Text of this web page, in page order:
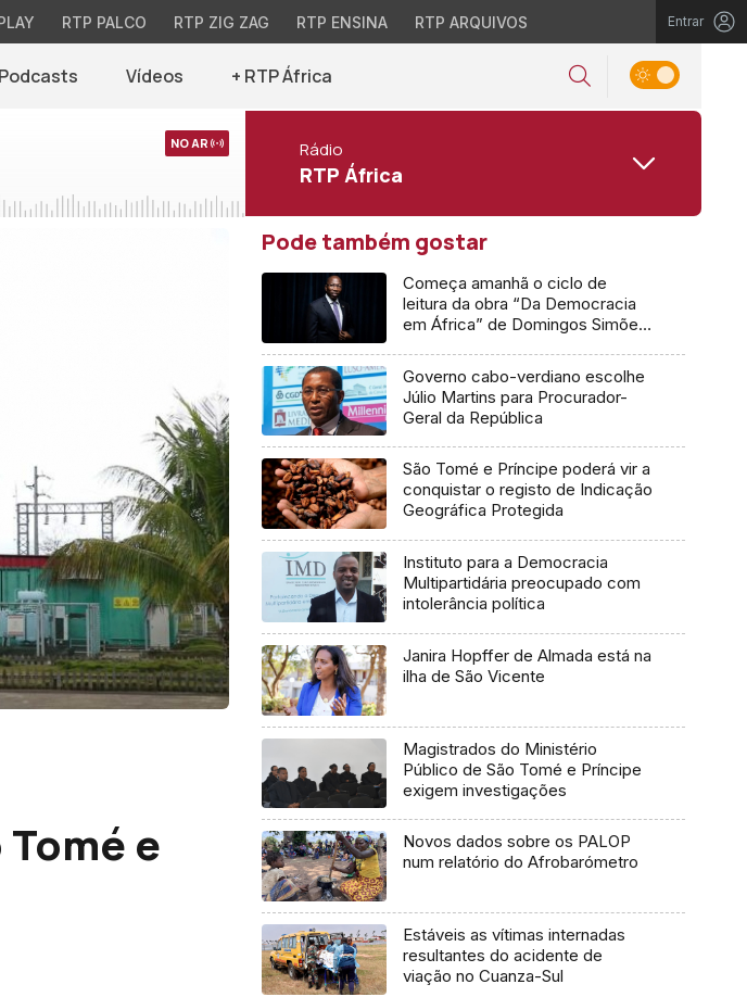
RTP PALCO RTP ZIG ZAG RTP ENSINA RTP ARQUIVOS Entrar
Podcasts Vídeos + RTP África
NO AR Rádio
RTP África
e
Pode também gostar
Começa amanhã o ciclo de
leitura da obra “Da Democracia
em África” de Domingos Simões
Governo cabo-verdiano escolhe
Júlio Martins para Procurador-
Geral da República
São Tomé e Príncipe poderá vir a
conquistar o registo de Indicação
Geográfica Protegida
Instituto para a Democracia
Multipartidária preocupado com
intolerância política
Janira Hopffer de Almada está na
ilha de São Vicente
Magistrados do Ministério
Público de São Tomé e Príncipe
exigem investigações
Novos dados sobre os PALOP
num relatório do Afrobarómetro
Estáveis as vítimas internadas
resultantes do acidente de
viação no Cuanza-Sul